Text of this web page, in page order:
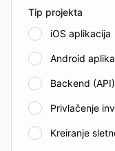
Tip projekta
iOS aplikacija
Android
Backend (API)
Privlačenje
Kreiranje